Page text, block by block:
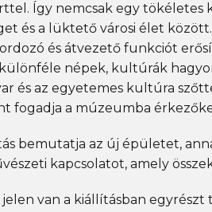
Így nemcsak egy tökéletes
és a lüktető városi élet között.
és átvezető funkciót
népek, kultúrák
és az egyetemes kultúra
fogadja a múzeumba
bemutatja az új épületet,
kapcsolatot, amely
jelen van a kiállításban